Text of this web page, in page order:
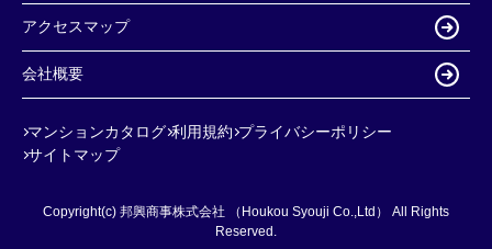
アクセスマップ
会社概要
マンションカタログ 利用規約 プライバシーポリシー
サイトマップ
Copyright(c) 邦興商事株式会社 （Houkou Syouji Co.,Ltd） All Rights
Reserved.